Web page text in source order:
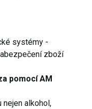
systémy -
zboží
pomocí AM
alkohol,